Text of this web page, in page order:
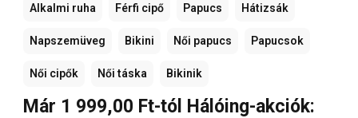
Alkalmi ruha Férfi cipő Papucs Hátizsák
Napszemüveg Bikini Női papucs Papucsok
Női cipők Női táska Bikinik
Már 1 999,00 Ft-tól Hálóing-akciók: